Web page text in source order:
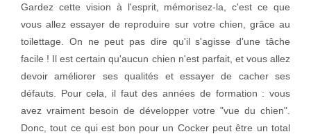
Gardez cette vision à l'esprit, mémorisez-la, c'est ce que
vous allez essayer de reproduire sur votre chien, grâce au
toilettage. On ne peut pas dire qu'il s'agisse d'une tâche
facile ! Il est certain qu'aucun chien n'est parfait, et vous allez
devoir améliorer ses qualités et essayer de cacher ses
défauts. Pour cela, il faut des années de formation : vous
avez vraiment besoin de développer votre "vue du chien".
Donc, tout ce qui est bon pour un Cocker peut être un total